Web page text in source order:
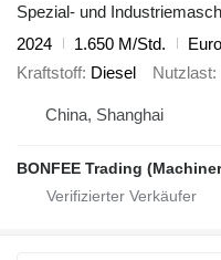
Spezial- und
2024
1.650 M/Std.
Kraftstoff Diesel Nutzlast
China, Shanghai
BONFEE Trading